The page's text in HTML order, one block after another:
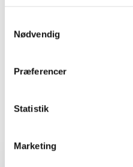
Nødvendig
Præferencer
Statistik
Marketing
Thomas' nærvær og
troværdigt var
Bedømt5.00
Foredrag